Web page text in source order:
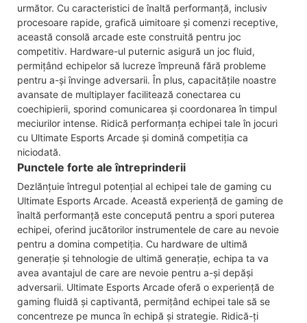
următor. Cu caracteristici de înaltă performanță, inclusiv
procesoare rapide, grafică uimitoare și comenzi receptive,
această consolă arcade este construită pentru joc
competitiv. Hardware-ul puternic asigură un joc fluid,
permițând echipelor să lucreze împreună fără probleme
pentru a-și învinge adversarii. În plus, capacitățile noastre
avansate de multiplayer facilitează conectarea cu
coechipierii, sporind comunicarea și coordonarea în timpul
meciurilor intense. Ridică performanța echipei tale în jocuri
cu Ultimate Esports Arcade și domină competiția ca
niciodată.
Punctele forte ale întreprinderii
Dezlănțuie întregul potențial al echipei tale de gaming cu
Ultimate Esports Arcade. Această experiență de gaming de
înaltă performanță este concepută pentru a spori puterea
echipei, oferind jucătorilor instrumentele de care au nevoie
pentru a domina competiția. Cu hardware de ultimă
generație și tehnologie de ultimă generație, echipa ta va
avea avantajul de care are nevoie pentru a-și depăși
adversarii. Ultimate Esports Arcade oferă o experiență de
gaming fluidă și captivantă, permițând echipei tale să se
concentreze pe munca în echipă și strategie. Ridică-ți